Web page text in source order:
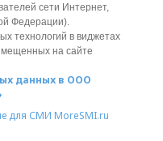
сети Интернет,
Федерации).
технологий в виджетах
на сайте
данных в ООО
для СМИ MoreSMI.ru